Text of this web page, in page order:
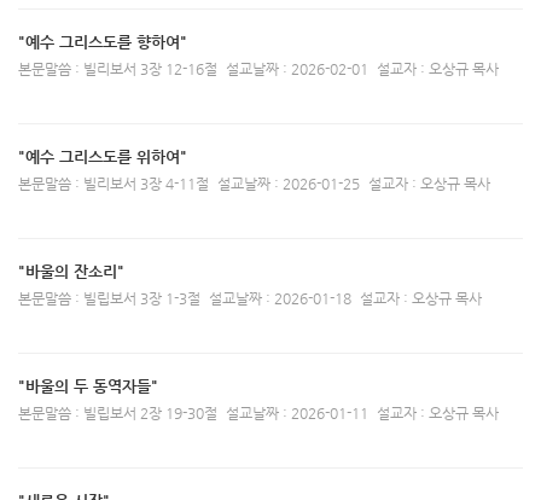
"예수 그리스도를 향하여"
본문말씀 : 빌리보서 3장 12-16절 설교날짜 : 2026-02-01 설교자 : 오상규 목사
"예수 그리스도를 위하여"
본문말씀 : 빌리보서 3장 4-11절 설교날짜 : 2026-01-25 설교자 : 오상규 목사
"바울의 잔소리"
본문말씀 : 빌립보서 3장 1-3절 설교날짜 : 2026-01-18 설교자 : 오상규 목사
"바울의 두 동역자들"
본문말씀 : 빌립보서 2장 19-30절 설교날짜 : 2026-01-11 설교자 : 오상규 목사